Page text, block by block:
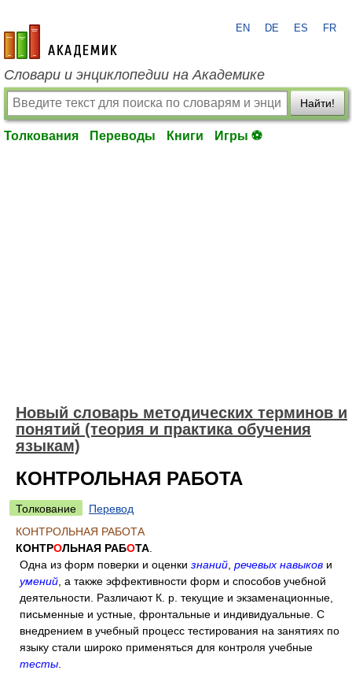
academic.ru
EN DE ES FR
Словари и энциклопедии на Академике
Найти!
Толкования Переводы Книги Игры ⚽
Новый словарь методических терминов и
понятий (теория и практика обучения
языкам)
КОНТРОЛЬНАЯ РАБОТА
Толкование
Перевод
КОНТРОЛЬНАЯ РАБОТА
КОНТРОЛЬНАЯ РАБОТА
Одна из форм поверки и оценки знаний речевых навыков и
умений , а также эффективности форм и способов учебной
деятельности. Различают К. р. текущие и экзаменационные,
письменные и устные, фронтальные и индивидуальные. С
внедрением в учебный процесс тестирования на занятиях по
языку стали широко применяться для контроля учебные
тесты